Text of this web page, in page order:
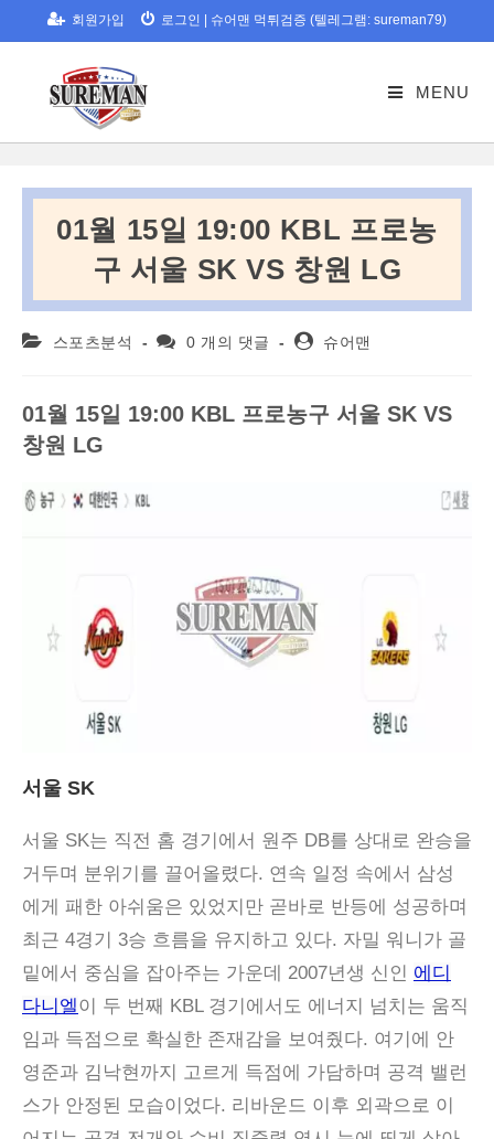
to
회원가입 로그인 슈어맨 먹튀검증 (텔레그램: sureman79)
MENU
01월 15일 19:00 KBL 프로농
구 서울 SK VS 창원 LG
Post 스포츠분석
Post0 개의 댓글
Post슈어맨
01월 15일 19:00 KBL 프로농구 서울 SK VS
창원 LG
서울 SK
서울 SK는 직전 홈 경기에서 원주 DB를 상대로 완승을
거두며 분위기를 끌어올렸다. 연속 일정 속에서 삼성
에게 패한 아쉬움은 있었지만 곧바로 반등에 성공하며
최근 4경기 3승 흐름을 유지하고 있다. 자밀 워니가 골
밑에서 중심을 잡아주는 가운데 2007년생 신인 에디
다니엘이 두 번째 KBL 경기에서도 에너지 넘치는 움직
임과 득점으로 확실한 존재감을 보여줬다. 여기에 안
영준과 김낙현까지 고르게 득점에 가담하며 공격 밸런
스가 안정된 모습이었다. 리바운드 이후 외곽으로 이